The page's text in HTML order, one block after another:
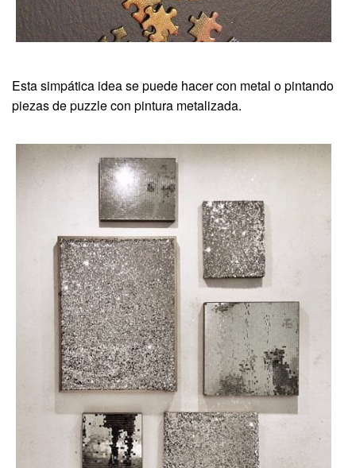
Esta simpática idea se puede hacer con metal o pintando
piezas de puzzle con pintura metalizada.